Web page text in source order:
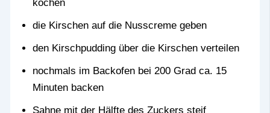
kochen
die Kirschen auf die Nusscreme geben
den Kirschpudding über die Kirschen verteilen
nochmals im Backofen bei 200 Grad ca. 15
Minuten backen
Sahne mit der Hälfte des Zuckers steif